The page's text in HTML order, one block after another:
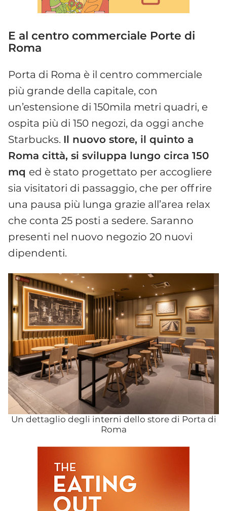
E al centro commerciale Porte di
Roma
Porta di Roma è il centro commerciale
più grande della capitale, con
un’estensione di 150mila metri quadri, e
ospita più di 150 negozi, da oggi anche
Starbucks. Il nuovo store, il quinto a
Roma città, si sviluppa lungo circa 150
mq ed è stato progettato per accogliere
sia visitatori di passaggio, che per offrire
una pausa più lunga grazie all’area relax
che conta 25 posti a sedere. Saranno
presenti nel nuovo negozio 20 nuovi
dipendenti.
Un dettaglio degli interni dello store di Porta di
Roma